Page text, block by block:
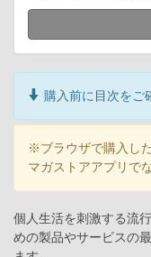
購入前に目次をご
※ブラウザで購入し
マガストアアプリで
個人生活を刺激する流
めの製品やサービスの